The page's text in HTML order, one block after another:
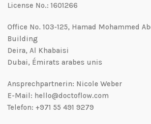
License No.: 1601266
Office No. 103-125, Hamad Mohammed
Building
Deira, Al Khabaisi
Dubai, Émirats arabes unis
Ansprechpartnerin: Nicole Weber
E-Mail: hello@doctoflow.com
Telefon: +971 55 491 9279